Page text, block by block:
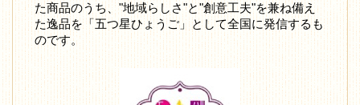
た商品のうち、"地域らしさ"と"創意工夫"を兼ね備え
た逸品を「五つ星ひょうご」として全国に発信するも
のです。